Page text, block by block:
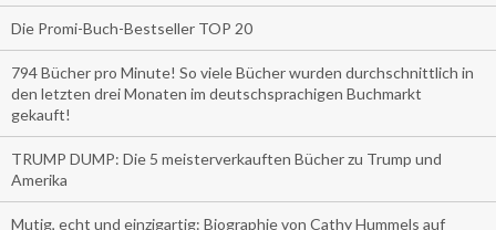
Die Promi-Buch-Bestseller TOP 20
794 Bücher pro Minute! So viele Bücher wurden durchschnittlich in
den letzten drei Monaten im deutschsprachigen Buchmarkt
gekauft!
TRUMP DUMP: Die 5 meisterverkauften Bücher zu Trump und
Amerika
Mutig, echt und einzigartig: Biographie von Cathy Hummels auf